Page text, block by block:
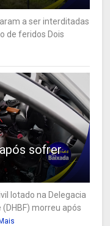
a ser interditadas
de feridos Dois
sofrer
lotado na Delegacia
morreu após